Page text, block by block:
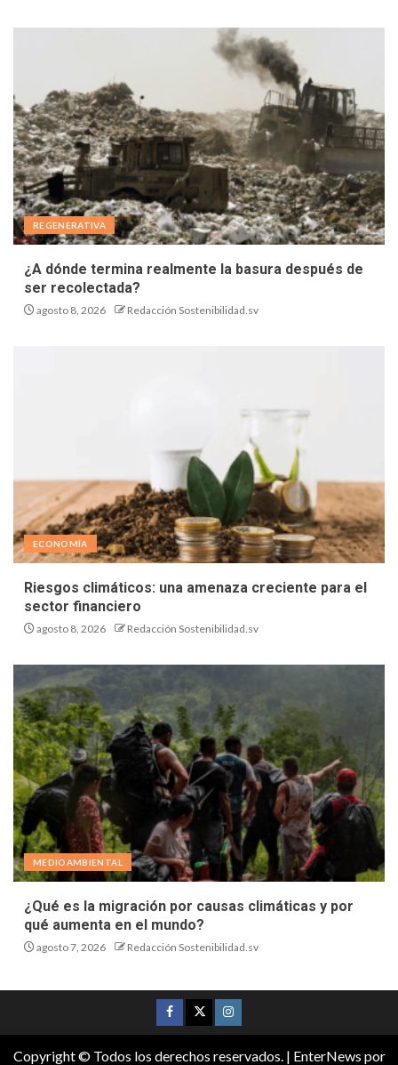
REGENERATIVA
¿A dónde termina realmente la basura después de
ser recolectada?
agosto 8, 2026 Redacción Sostenibilidad.sv
ECONOMÍA
Riesgos climáticos: una amenaza creciente para el
sector financiero
agosto 8, 2026 Redacción Sostenibilidad.sv
MEDIOAMBIENTAL
¿Qué es la migración por causas climáticas y por
qué aumenta en el mundo?
agosto 7, 2026 Redacción Sostenibilidad.sv
Copyright © Todos los derechos reservados. | EnterNews por